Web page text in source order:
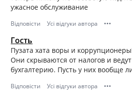
ужасное обслуживание
Відповісти Усі відгуки автора •••
Гость
Пузата хата воры и
Они скрываются от налогов и
бухгалтерию. Пусть у них вообще
Відповісти Усі відгуки автора •••